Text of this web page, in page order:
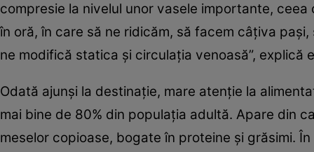
compresie la nivelul unor vasele importante,
în oră, în care să ne ridicăm, să facem câţiva
ne modifică statica şi circulaţia venoasă”, explică
Odată ajunşi la destinaţie, mare atenţie la
mai bine de 80% din populaţia adultă. Apare din
meselor copioase, bogate în proteine şi grăsimi.